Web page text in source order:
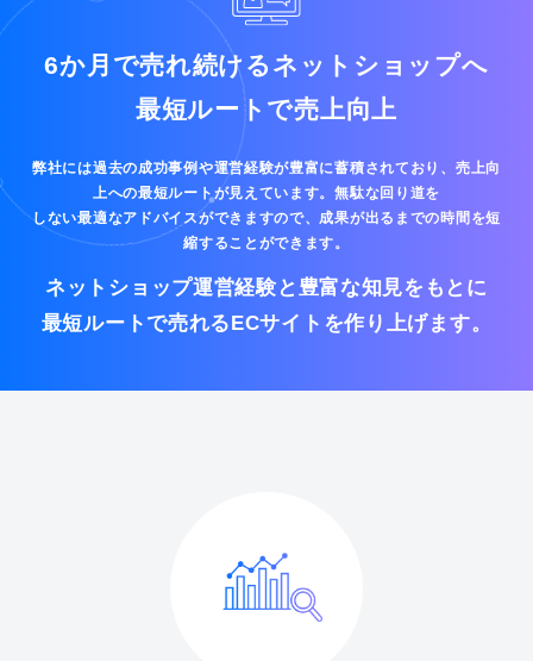
6か月で売れ続けるネットショップへ
最短ルートで売上向上
弊社には過去の成功事例や運営経験が豊富に蓄積されており、売上向
上への最短ルートが見えています。無駄な回り道を
しない最適なアドバイスができますので、成果が出るまでの時間を短
縮することができます。
ネットショップ運営経験と豊富な知見をもとに
最短ルートで売れるECサイトを作り上げます。